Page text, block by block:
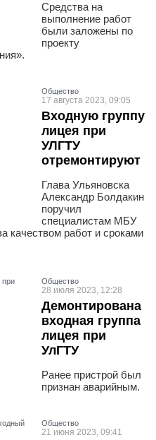
Средства на
выполнение работ
были заложены по
проекту
Общество
17 августа 2023, 09:05
Входную группу
лицея при
УЛГТУ
отремонтируют
Глава Ульяновска
Александр Болдакин
поручил
специалистам МБУ
качеством работ и сроками
Общество
28 июля 2023, 12:28
Демонтирована
входная группа
лицея при
УлГТУ
Ранее пристрой был
признан аварийным.
Общество
21 июня 2023, 09:41